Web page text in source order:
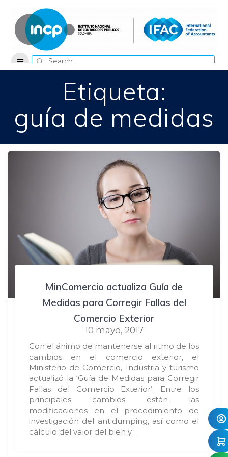
content
Search
for:
Etiqueta:
guía de medidas
MinComercio actualiza Guía de
Medidas para Corregir Fallas del
Comercio Exterior
10 mayo, 2017
Con el ánimo de mantenerse al ritmo de los
cambios en el comercio exterior, el
Ministerio de Comercio, Industria y turismo
actualizó la ‘Guía de Medidas para Corregir
Fallas del Comercio Exterior’. Entre los
principales cambios están las
modificaciones en el procedimiento de
investigación del antidumping, así como el
cálculo del valor del bien y…